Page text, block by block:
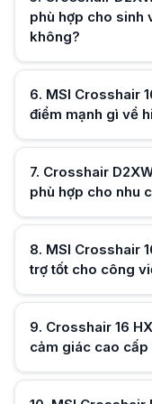
Hữu ích (0)
phù hợp cho sinh
không?
Hữu ích (0)
6. MSI Crosshair
điểm mạnh gì về
Hữu ích (0)
7. Crosshair
phù hợp cho nhu
Hữu ích (0)
8. MSI Crosshair
trợ tốt cho công
9. Crosshair 16
cảm giác cao